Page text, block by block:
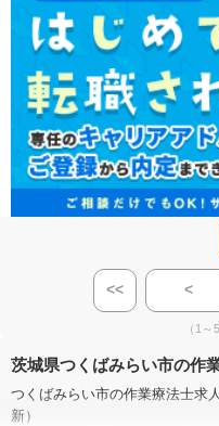
<< <
（1～
茨城県つくばみらい市の作
つくばみらい市の作業療法士求
新）